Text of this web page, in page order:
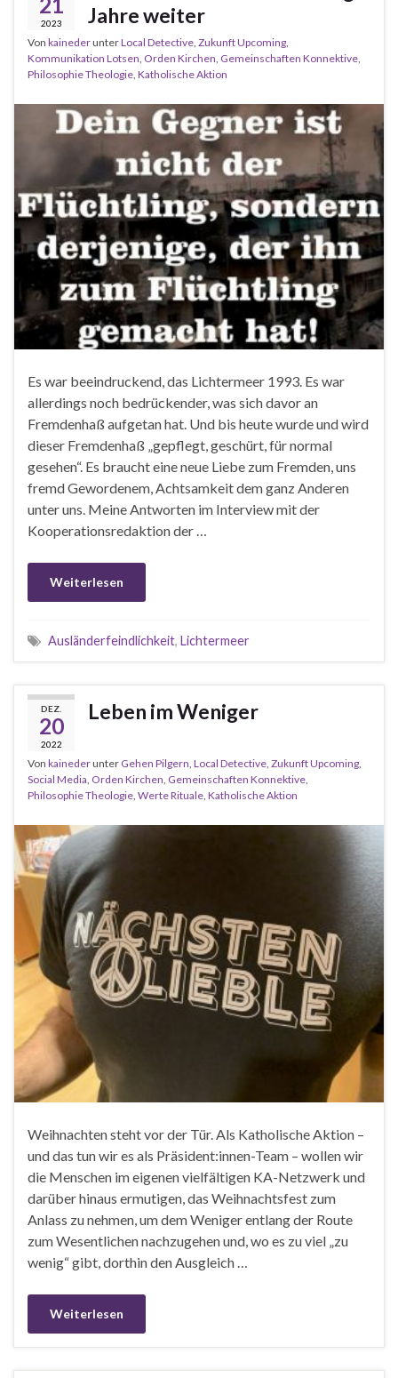
2023
Jahre weiter
Von kainederunterLocal Detective, Zukunft Upcoming,
Kommunikation Lotsen, Orden Kirchen, Gemeinschaften Konnektive,
Philosophie Theologie, Katholische Aktion
Es war beeindruckend, das Lichtermeer 1993. Es war
allerdings noch bedrückender, was sich davor an
Fremdenhaß aufgetan hat. Und bis heute wurde und wird
dieser Fremdenhaß „gepflegt, geschürt, für normal
gesehen“. Es braucht eine neue Liebe zum Fremden, uns
fremd Gewordenem, Achtsamkeit dem ganz Anderen
unter uns. Meine Antworten im Interview mit der
Kooperationsredaktion der …
Weiterlesen
Ausländerfeindlichkeit, Lichtermeer
DEZ.
20
2022
Leben im Weniger
Von kainederunter Gehen Pilgern, Local Detective, Zukunft Upcoming,
Social Media, Orden Kirchen, Gemeinschaften Konnektive,
Philosophie Theologie, Werte Rituale, Katholische Aktion
Weihnachten steht vor der Tür. Als Katholische Aktion –
und das tun wir es als Präsident:innen-Team – wollen wir
die Menschen im eigenen vielfältigen KA-Netzwerk und
darüber hinaus ermutigen, das Weihnachtsfest zum
Anlass zu nehmen, um dem Weniger entlang der Route
zum Wesentlichen nachzugehen und, wo es zu viel „zu
wenig“ gibt, dorthin den Ausgleich …
Weiterlesen